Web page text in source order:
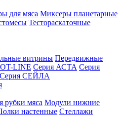
для мяса Миксеры планетарные
Тестораскаточные
витрины Передвижные
LINE Серия АСТА Серия
Серия СЕЙЛА
рубки мяса Модули нижние
настенные Стеллажи